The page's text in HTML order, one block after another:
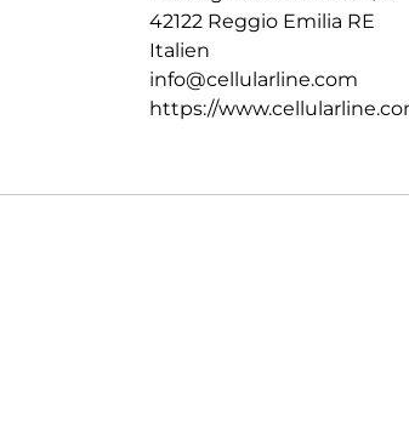
42122 Reggio Emilia RE
Italien
info@cellularline.com
https://